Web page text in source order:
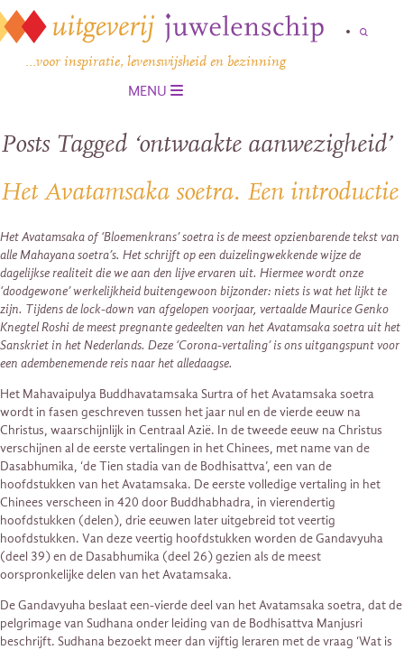
…voor inspiratie, levenswijsheid en bezinning
MENU
Posts Tagged ‘ontwaakte aanwezigheid’
Het Avatamsaka soetra. Een introductie
Het Avatamsaka of ‘Bloemenkrans’ soetra is de meest opzienbarende tekst van
alle Mahayana soetra’s. Het schrijft op een duizelingwekkende wijze de
dagelijkse realiteit die we aan den lijve ervaren uit. Hiermee wordt onze
‘doodgewone’ werkelijkheid buitengewoon bijzonder: niets is wat het lijkt te
zijn. Tijdens de lock-down van afgelopen voorjaar, vertaalde Maurice Genko
Knegtel Roshi de meest pregnante gedeelten van het Avatamsaka soetra uit het
Sanskriet in het Nederlands. Deze ‘Corona-vertaling’ is ons uitgangspunt voor
een adembenemende reis naar het alledaagse.
Het Mahavaipulya Buddhavatamsaka Surtra of het Avatamsaka soetra
wordt in fasen geschreven tussen het jaar nul en de vierde eeuw na
Christus, waarschijnlijk in Centraal Azië. In de tweede eeuw na Christus
verschijnen al de eerste vertalingen in het Chinees, met name van de
Dasabhumika, ‘de Tien stadia van de Bodhisattva’, een van de
hoofdstukken van het Avatamsaka. De eerste volledige vertaling in het
Chinees verscheen in 420 door Buddhabhadra, in vierendertig
hoofdstukken (delen), drie eeuwen later uitgebreid tot veertig
hoofdstukken. Van deze veertig hoofdstukken worden de Gandavyuha
(deel 39) en de Dasabhumika (deel 26) gezien als de meest
oorspronkelijke delen van het Avatamsaka.
De Gandavyuha beslaat een-vierde deel van het Avatamsaka soetra, dat de
pelgrimage van Sudhana onder leiding van de Bodhisattva Manjusri
beschrijft. Sudhana bezoekt meer dan vijftig leraren met de vraag ‘Wat is